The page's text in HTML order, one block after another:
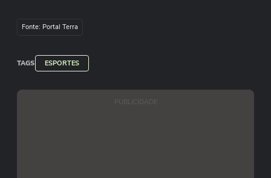
quinta-feira, 14. "Obviamente, o
mulher e meu filho, que ficou mais
feliz", disse Everaldo. #shorts
Fonte: Portal Terra
TAGS ESPORTES
PUBLICIDADE